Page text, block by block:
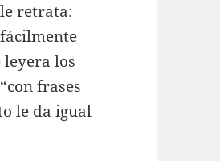
retrata:
los
frases
le da igual